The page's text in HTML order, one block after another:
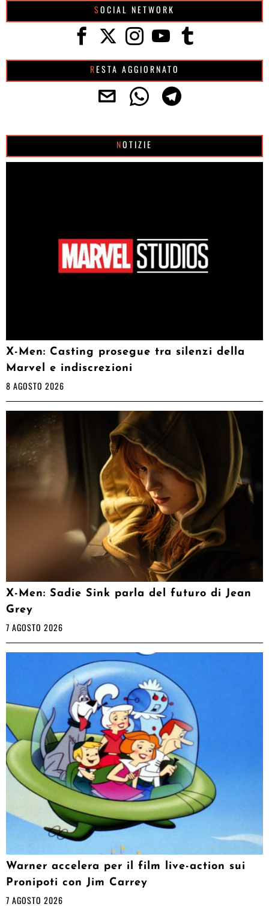
SOCIAL NETWORK
RESTA AGGIORNATO
NOTIZIE
X-Men: Casting prosegue tra silenzi della
Marvel e indiscrezioni
8 AGOSTO 2026
X-Men: Sadie Sink parla del futuro di Jean
Grey
7 AGOSTO 2026
Warner accelera per il film live-action sui
Pronipoti con Jim Carrey
7 AGOSTO 2026